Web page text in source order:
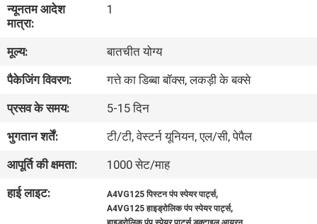
कारखाना
भ्रमण
गुणवत्ता
नियंत्रण
संपर्क
न्यूनतम आदेश
मात्रा:
1
मूल्य:
बातचीत योग्य
पैकेजिंग विवरण:
गत्ते का डिब्बा बॉक्स, लकड़ी के बक्से
प्रसव के समय:
5-15 दिन
भुगतान शर्तें:
टी/टी, वेस्टर्न यूनियन, एल/सी, पेपैल
आपूर्ति की क्षमता:
1000 सेट/माह
हाई लाइट:
A4VG125 पिस्टन पंप स्पेयर पार्ट्स,
A4VG125 हाइड्रोलिक पंप स्पेयर पार्ट्स,